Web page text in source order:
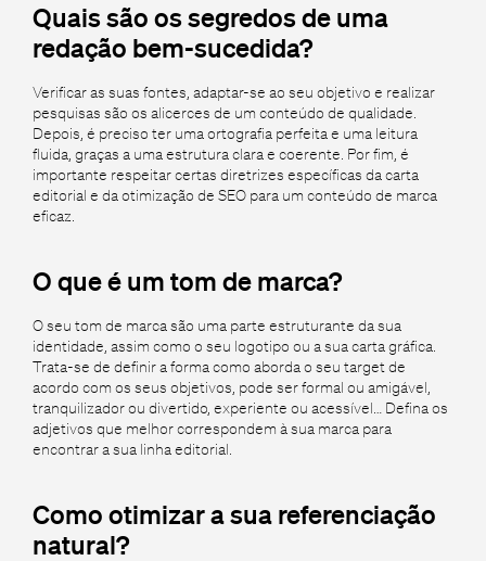
Quais são os segredos de uma
redação bem-sucedida?
Verificar as suas fontes, adaptar-se ao seu objetivo e realizar
pesquisas são os alicerces de um conteúdo de qualidade.
Depois, é preciso ter uma ortografia perfeita e uma leitura
fluida, graças a uma estrutura clara e coerente. Por fim, é
importante respeitar certas diretrizes específicas da carta
editorial e da otimização de SEO para um conteúdo de marca
eficaz.
O que é um tom de marca?
O seu tom de marca são uma parte estruturante da sua
identidade, assim como o seu logotipo ou a sua carta gráfica.
Trata-se de definir a forma como aborda o seu target de
acordo com os seus objetivos, pode ser formal ou amigável,
tranquilizador ou divertido, experiente ou acessível… Defina os
adjetivos que melhor correspondem à sua marca para
encontrar a sua linha editorial.
Como otimizar a sua referenciação
natural?